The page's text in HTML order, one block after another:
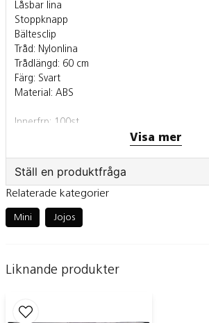
Låsbar lina
Stoppknapp
Bältesclip
Tråd: Nylonlina
Trådlängd: 60 cm
Färg: Svart
Material: ABS
Innerfrp: 100st
Säljs även styckvis
Visa mer
Ställ en produktfråga
Fråga oss något om denna
name
Relaterade kategorier
Mini Jojos
Liknande produkter